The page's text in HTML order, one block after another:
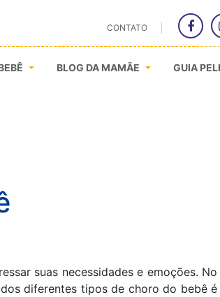
CONTATO
BLOG DA MAMÃE GUIA
suas necessidades e emoções. No
diferentes tipos de choro do bebê é